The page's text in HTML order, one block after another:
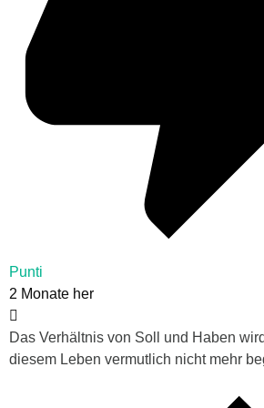
Punti
2 Monate her
Das Verhältnis von Soll und Haben
diesem Leben vermutlich nicht mehr